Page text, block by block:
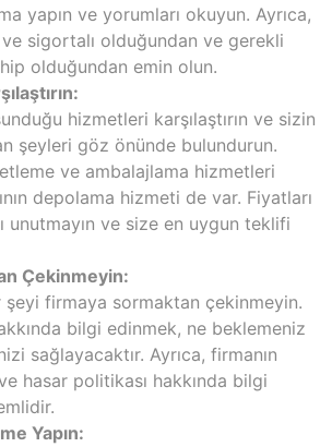
yapın ve yorumları okuyun. Ayrıca,
ve sigortalı olduğundan ve gerekli
olduğundan emin olun.
hizmetleri karşılaştırın ve sizin
şeyleri göz önünde bulundurun.
ve ambalajlama hizmetleri
depolama hizmeti de var. Fiyatları
unutmayın ve size en uygun teklifi
Çekinmeyin:
şeyi firmaya sormaktan çekinmeyin.
bilgi edinmek, ne beklemeniz
sağlayacaktır. Ayrıca, firmanın
hasar politikası hakkında bilgi
Yapın: